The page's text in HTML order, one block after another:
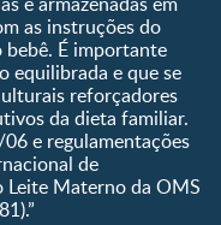
as instruções do
É importante
equilibrada e que se
reforçadores
da dieta familiar.
e regulamentações
de
Materno da OMS